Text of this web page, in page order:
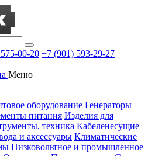
00-20 +7 (901) 593-29-27
Меню
оборудование Генераторы
питания Изделия для
техника Кабеленесущие
и аксессуары Климатические
Низковольтное и промышленное